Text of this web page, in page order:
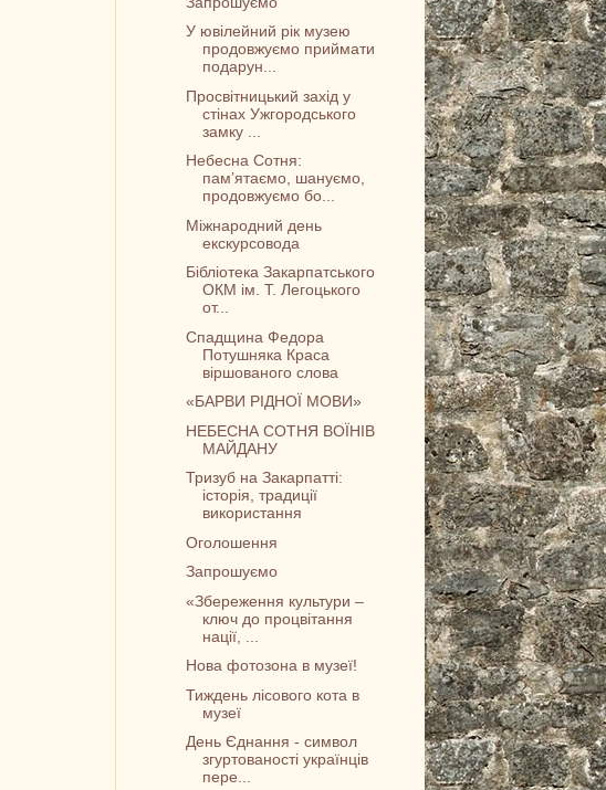
У ювілейний рік музею
продовжуємо приймати
подарун...
Просвітницький захід у
стінах Ужгородського
замку ...
Небесна Сотня:
пам’ятаємо, шануємо,
продовжуємо бо...
Міжнародний день
екскурсовода
Бібліотека Закарпатського
ОКМ ім. Т. Легоцького
от...
Спадщина Федора
Потушняка Краса
віршованого слова
«БАРВИ РІДНОЇ МОВИ»
НЕБЕСНА СОТНЯ ВОЇНІВ
МАЙДАНУ
Тризуб на Закарпатті:
історія, традиції
використання
Оголошення
Запрошуємо
«Збереження культури –
ключ до процвітання
нації, ...
Нова фотозона в музеї!
Тиждень лісового кота в
музеї
День Єднання - символ
згуртованості українців
пере...